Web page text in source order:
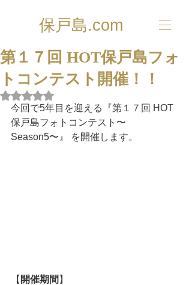
保戸島.com
第１７回 HOT保戸島フォ
トコンテスト開催！！
5つ星のうちNaNと評価されています。
今回で5年目を迎える『第１７回 HOT
保戸島フォトコンテスト〜
Season5〜』 を開催します。
【 開催期間 】